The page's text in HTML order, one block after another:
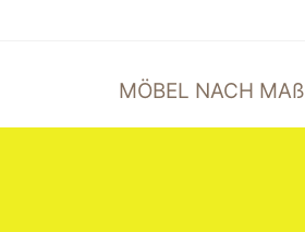
MÖBEL NACH MAß